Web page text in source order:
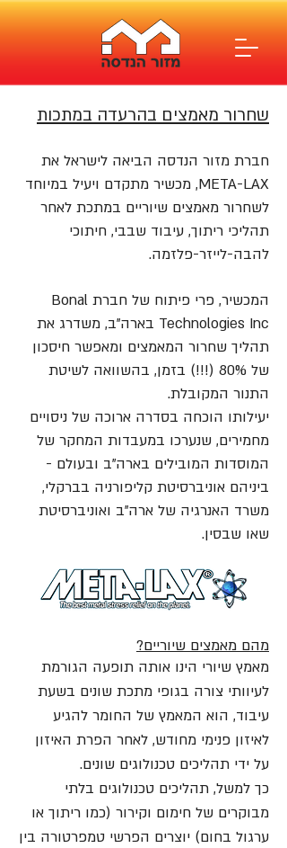
שחרור מאמצים בהרעדה במתכות
חברת מזור הנדסה הביאה לישראל את
META-LAX, מכשיר מתקדם ויעיל במיוחד
לשחרור מאמצים שיוריים במתכת לאחר
תהליכי ריתוך, עיבוד שבבי, חיתוכי
להבה-לייזר-פלזמה.
המכשיר, פרי פיתוח של חברת Bonal
Technologies Inc בארה"ב, משדרג את
תהליך שחרור המאמצים ומאפשר חיסכון
של 80% (!!!) בזמן, בהשוואה לשיטת
התנור המקובלת.
יעילותו הוכחה בסדרה ארוכה של ניסויים
מחמירים, שנערכו במעבדות המחקר של
המוסדות המובילים בארה"ב ובעולם -
ביניהם אוניברסיטת קליפורניה בברקלי,
משרד האנרגיה של ארה"ב ואוניברסיטת
שאו שבסין.
מהם מאמצים שיוריים?
מאמץ שיורי הינו אותה תופעה הגורמת
לעיוותי צורה בגופי מתכת שונים בשעת
עיבוד, הוא המאמץ של החומר להגיע
לאיזון פנימי מחודש, לאחר הפרת האיזון
על ידי תהליכים טכנולוגים שונים.
כך למשל, תהליכים טכנולוגים בלתי
מבוקרים של חימום וקירור (כמו ריתוך או
ערגול בחום) יוצרים הפרשי טמפרטורה בין